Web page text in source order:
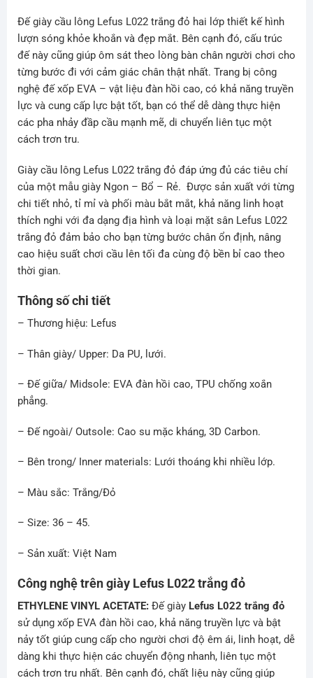
Đế giày cầu lông Lefus L022 trắng đỏ hai lớp thiết kế hình
lượn sóng khỏe khoắn và đẹp mắt. Bên cạnh đó, cấu trúc
đế này cũng giúp ôm sát theo lòng bàn chân người chơi cho
từng bước đi với cảm giác chân thật nhất. Trang bị công
nghệ đế xốp EVA – vật liệu đàn hồi cao, có khả năng truyền
lực và cung cấp lực bật tốt, bạn có thể dễ dàng thực hiện
các pha nhảy đầp cầu mạnh mẽ, di chuyển liên tục một
cách trơn tru.
Giày cầu lông Lefus L022 trắng đỏ đáp ứng đủ các tiêu chí
của một mẫu giày Ngon – Bổ – Rẻ. Được sản xuất với từng
chi tiết nhỏ, tỉ mỉ và phối màu bắt mắt, khả năng linh hoạt
thích nghi với đa dạng địa hình và loại mặt sân Lefus L022
trắng đỏ đảm bảo cho bạn từng bước chân ổn định, nâng
cao hiệu suất chơi cầu lên tối đa cùng độ bền bỉ cao theo
thời gian.
Thông số chi tiết
– Thương hiệu: Lefus
– Thân giày/ Upper: Da PU, lưới.
– Đế giữa/ Midsole: EVA đàn hồi cao, TPU chống xoắn
phẳng.
– Đế ngoài/ Outsole: Cao su mặc kháng, 3D Carbon.
– Bên trong/ Inner materials: Lưới thoáng khi nhiều lớp.
– Màu sắc: Trắng/Đỏ
– Size: 36 – 45.
– Sản xuất: Việt Nam
Công nghệ trên giày Lefus L022 trắng đỏ
ETHYLENE VINYL ACETATE:Đế giày Lefus L022 trắng đỏ
sử dụng xốp EVA đàn hồi cao, khả năng truyền lực và bật
nảy tốt giúp cung cấp cho người chơi độ êm ái, linh hoạt, dễ
dàng khi thực hiện các chuyển động nhanh, liên tục một
cách trơn tru nhất. Bên cạnh đó, chất liệu này cũng giúp